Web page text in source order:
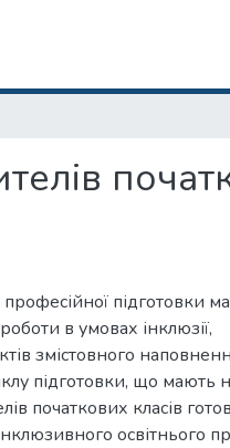
підготовки
в умовах інклюзії,
змістовного
підготовки, що мають
початкових класів
освітнього